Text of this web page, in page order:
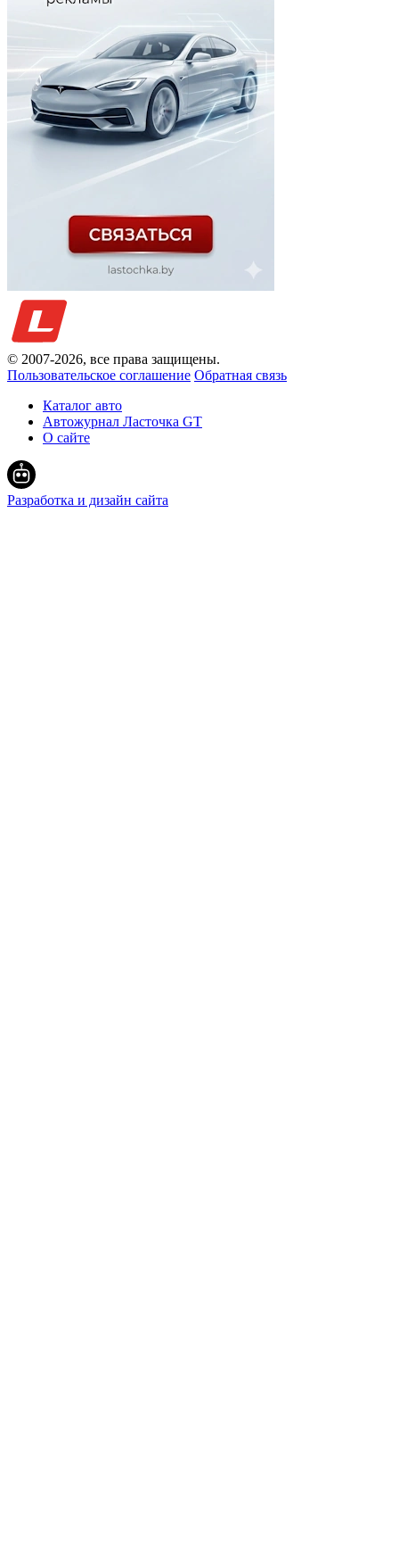
© 2007-2026, все права защищены.
Пользовательское соглашение Обратная связь
Каталог авто
Автожурнал Ласточка GT
О сайте
Разработка и дизайн сайта